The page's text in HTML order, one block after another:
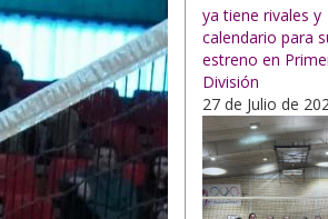
ya tiene rivales y
calendario para
estreno en
División
27 de Julio de